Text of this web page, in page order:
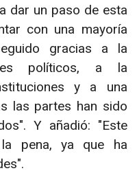
dar un paso de esta
con una mayoría
gracias a la
políticos, a la
y a una
las partes han sido
Y añadió: "Este
pena, ya que ha